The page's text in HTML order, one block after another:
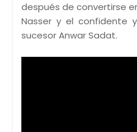
después de convertirse
Nasser y el confidente
sucesor Anwar Sadat.